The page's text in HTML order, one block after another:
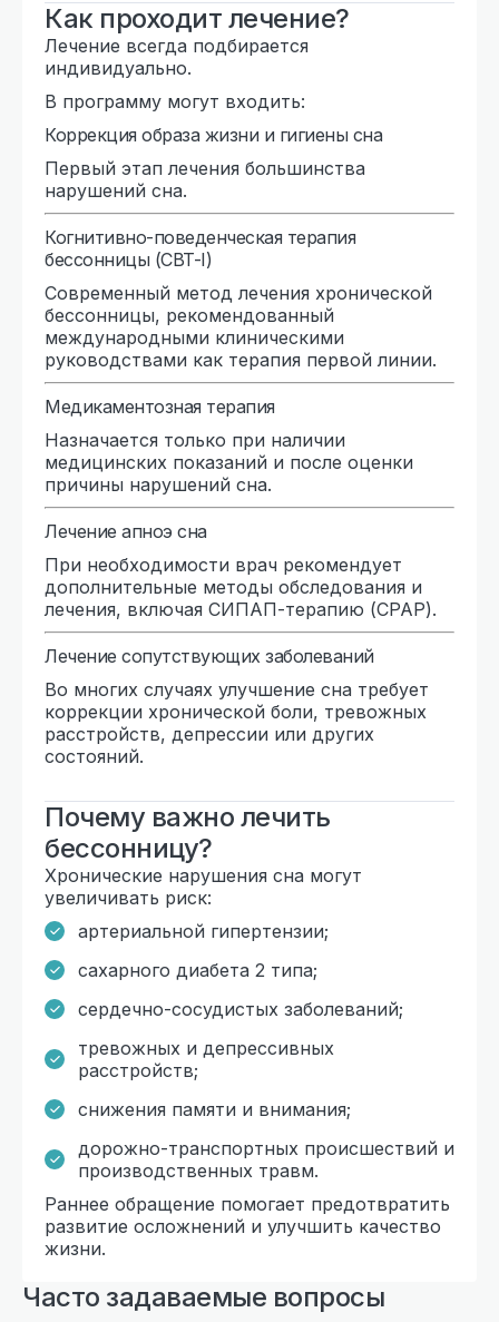
Как проходит лечение?
Лечение всегда подбирается
индивидуально.
В программу могут входить:
Коррекция образа жизни и гигиены сна
Первый этап лечения большинства
нарушений сна.
Когнитивно-поведенческая терапия
бессонницы (CBT-I)
Современный метод лечения хронической
бессонницы, рекомендованный
международными клиническими
руководствами как терапия первой линии.
Медикаментозная терапия
Назначается только при наличии
медицинских показаний и после оценки
причины нарушений сна.
Лечение апноэ сна
При необходимости врач рекомендует
дополнительные методы обследования и
лечения, включая СИПАП-терапию (CPAP).
Лечение сопутствующих заболеваний
Во многих случаях улучшение сна требует
коррекции хронической боли, тревожных
расстройств, депрессии или других
состояний.
Почему важно лечить
бессонницу?
Хронические нарушения сна могут
увеличивать риск:
артериальной гипертензии;
сахарного диабета 2 типа;
сердечно-сосудистых заболеваний;
тревожных и депрессивных
расстройств;
снижения памяти и внимания;
дорожно-транспортных происшествий и
производственных травм.
Раннее обращение помогает предотвратить
развитие осложнений и улучшить качество
жизни.
Часто задаваемые вопросы